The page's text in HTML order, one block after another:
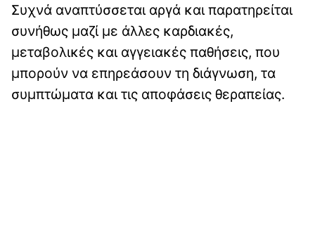
Συχνά αναπτύσσεται αργά και παρατηρείται
συνήθως μαζί με άλλες καρδιακές,
μεταβολικές και αγγειακές παθήσεις, που
μπορούν να επηρεάσουν τη διάγνωση, τα
συμπτώματα και τις αποφάσεις θεραπείας.